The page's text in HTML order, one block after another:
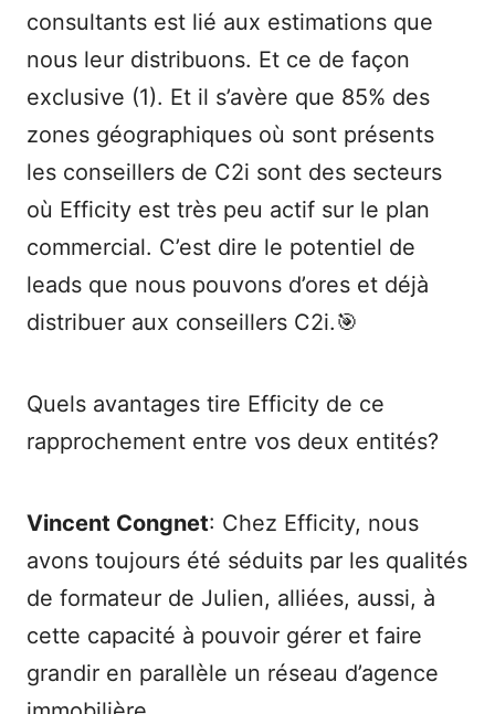
consultants est lié aux estimations que
nous leur distribuons. Et ce de façon
exclusive (1). Et il s’avère que 85% des
zones géographiques où sont présents
les conseillers de C2i sont des secteurs
où Efficity est très peu actif sur le plan
commercial. C’est dire le potentiel de
leads que nous pouvons d’ores et déjà
distribuer aux conseillers C2i.🎯
Quels avantages tire Efficity de ce
rapprochement entre vos deux entités?
Vincent Congnet: Chez Efficity, nous
avons toujours été séduits par les qualités
de formateur de Julien, alliées, aussi, à
cette capacité à pouvoir gérer et faire
grandir en parallèle un réseau d’agence